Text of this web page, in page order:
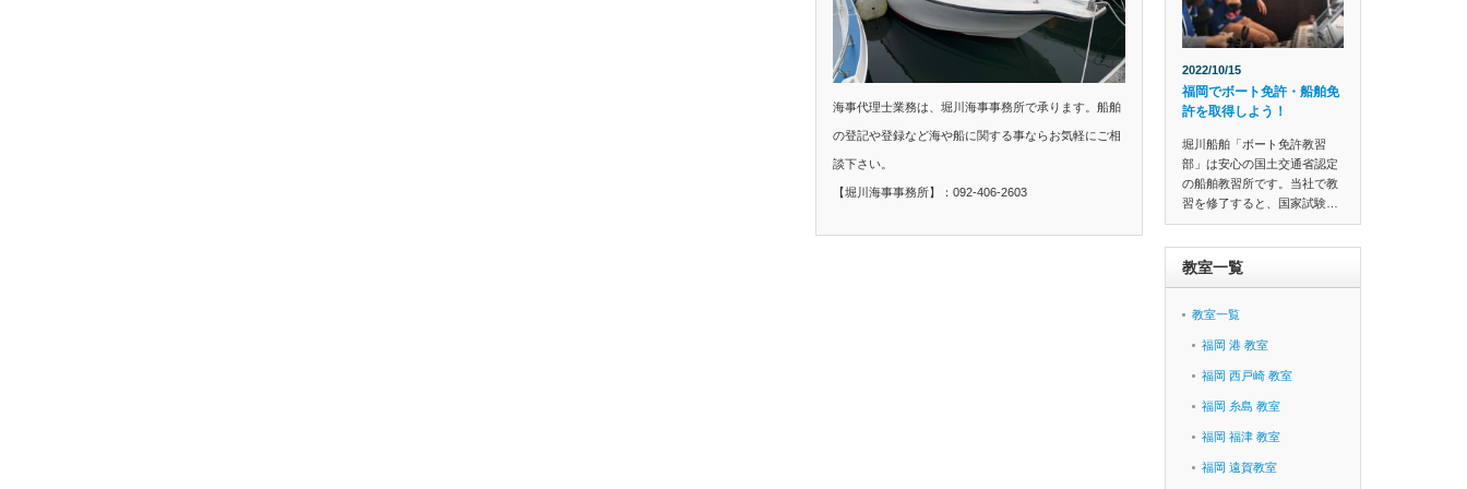
海事代理士業務は、堀川海事事務所で承ります。船舶
の登記や登録など海や船に関する事ならお気軽にご相
談下さい。
【堀川海事事務所】：092-406-2603
2022/10/15
福岡でボート免許・船舶免
許を取得しよう！
堀川船舶「ボート免許教習
部」は安心の国土交通省認定
の船舶教習所です。当社で教
習を修了すると、国家試験…
教室一覧
教室一覧
福岡 港 教室
福岡 西戸崎 教室
福岡 糸島 教室
福岡 福津 教室
福岡 遠賀教室